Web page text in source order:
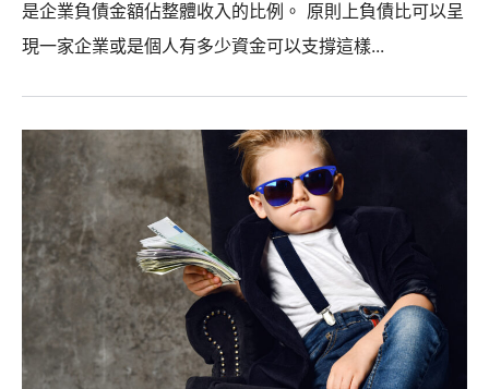
是企業負債金額佔整體收入的比例。 原則上負債比可以呈
現一家企業或是個人有多少資金可以支撐這樣...